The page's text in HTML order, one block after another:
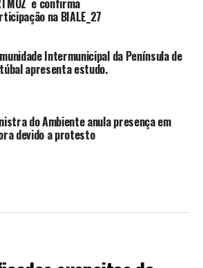
e confirma
na BIALE_27
Intermunicipal da Península de
apresenta estudo.
do Ambiente anula presença em
devido a protesto